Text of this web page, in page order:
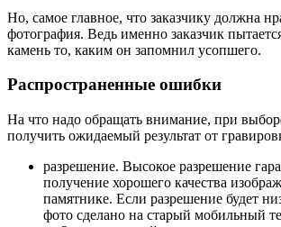
Но, самое главное, что заказчику должна
фотография. Ведь именно заказчик
камень то, каким он запомнил усопшего.
Распространенные ошибки
На что надо обращать внимание, при
получить ожидаемый результат от
разрешение. Высокое разрешение
получение хорошего качества
памятнике. Если разрешение будет
фото сделано на старый мобильный